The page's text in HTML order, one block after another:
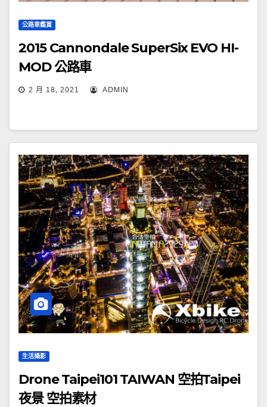
公路車鑑賞
2015 Cannondale SuperSix EVO HI-
MOD 公路車
2 月 18, 2021 ADMIN
生活攝影
Drone Taipei101 TAIWAN 空拍Taipei
夜景 空拍素材